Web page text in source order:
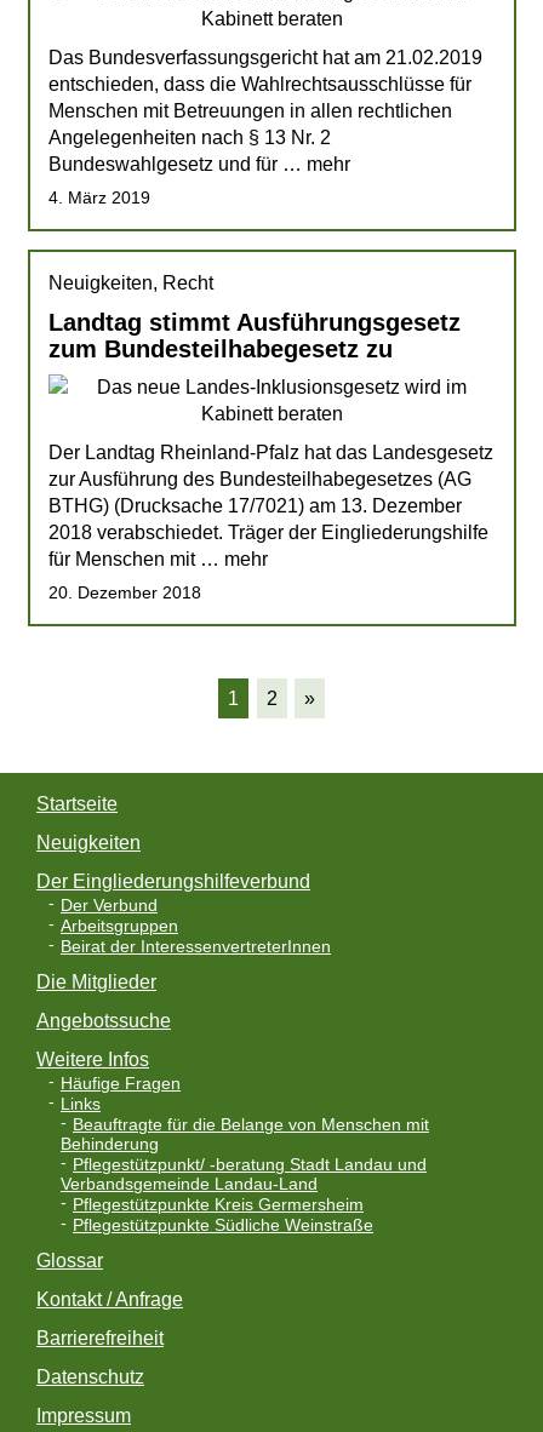
Das Bundesverfassungsgericht hat am 21.02.2019
entschieden, dass die Wahlrechtsausschlüsse für
Menschen mit Betreuungen in allen rechtlichen
Angelegenheiten nach § 13 Nr. 2
Bundeswahlgesetz und für … mehr
4. März 2019
Neuigkeiten, Recht
Landtag stimmt Ausführungsgesetz
zum Bundesteilhabegesetz zu
Der Landtag Rheinland-Pfalz hat das Landesgesetz
zur Ausführung des Bundesteilhabegesetzes (AG
BTHG) (Drucksache 17/7021) am 13. Dezember
2018 verabschiedet. Träger der Eingliederungshilfe
für Menschen mit … mehr
20. Dezember 2018
1 2 »
Startseite
Neuigkeiten
Der Eingliederungshilfeverbund
Der Verbund
Arbeitsgruppen
Beirat der InteressenvertreterInnen
Die Mitglieder
Angebotssuche
Weitere Infos
Häufige Fragen
Links
Beauftragte für die Belange von Menschen mit
Behinderung
Pflegestützpunkt/ -beratung Stadt Landau und
Verbandsgemeinde Landau-Land
Pflegestützpunkte Kreis Germersheim
Pflegestützpunkte Südliche Weinstraße
Glossar
Kontakt / Anfrage
Barrierefreiheit
Datenschutz
Impressum